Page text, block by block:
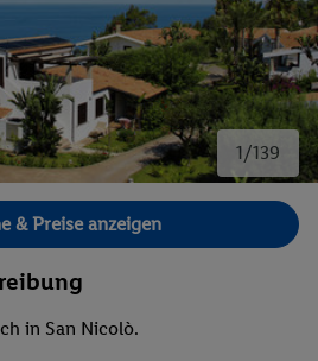
1/139
& Preise anzeigen
in San Nicolò.